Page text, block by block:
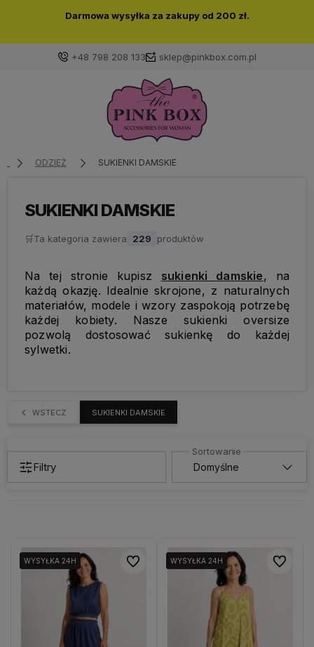
Darmowa wysyłka za zakupy od 200 zł.
+48 798 208 133 sklep@pinkbox.com.pl
Zaloguj się
Wybierz coś dla siebie z naszej aktualnej oferty lub
ODZIEŻ SUKIENKI DAMSKIE
SUKIENKI DAMSKIE
🛒Ta kategoria zawiera 229 produktów
Na tej stronie kupisz sukienki damskie, na
każdą okazję. Idealnie skrojone, z naturalnych
materiałów, modele i wzory zaspokoją potrzebę
każdej kobiety. Nasze sukienki oversize
pozwolą dostosować sukienkę do każdej
sylwetki.
WSTECZ SUKIENKI DAMSKIE
Filtry
WYSYŁKA 24H
WYSYŁKA 24H Do ulubionychWYSYŁKA 24H
WYSYŁKA 24H Do